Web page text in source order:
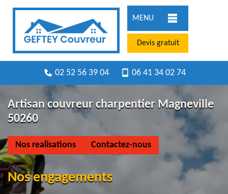
MENU
Devis gratuit
02 52 56 39 04 06 41 34 02 74
Artisan couvreur charpentier Magneville
50260
Nos realisations Contactez-nous
Nos engagements